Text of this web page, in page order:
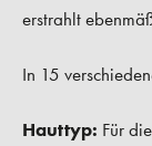
erstrahlt
In 15
Hauttyp: Für